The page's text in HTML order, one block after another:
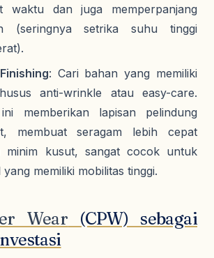
waktu dan juga memperpanjang
(seringnya setrika suhu tinggi
Finishing: Cari bahan yang memiliki
anti-wrinkle atau easy-care.
memberikan lapisan pelindung
membuat seragam lebih cepat
minim kusut, sangat cocok untuk
memiliki mobilitas tinggi.
Wear (CPW) sebagai